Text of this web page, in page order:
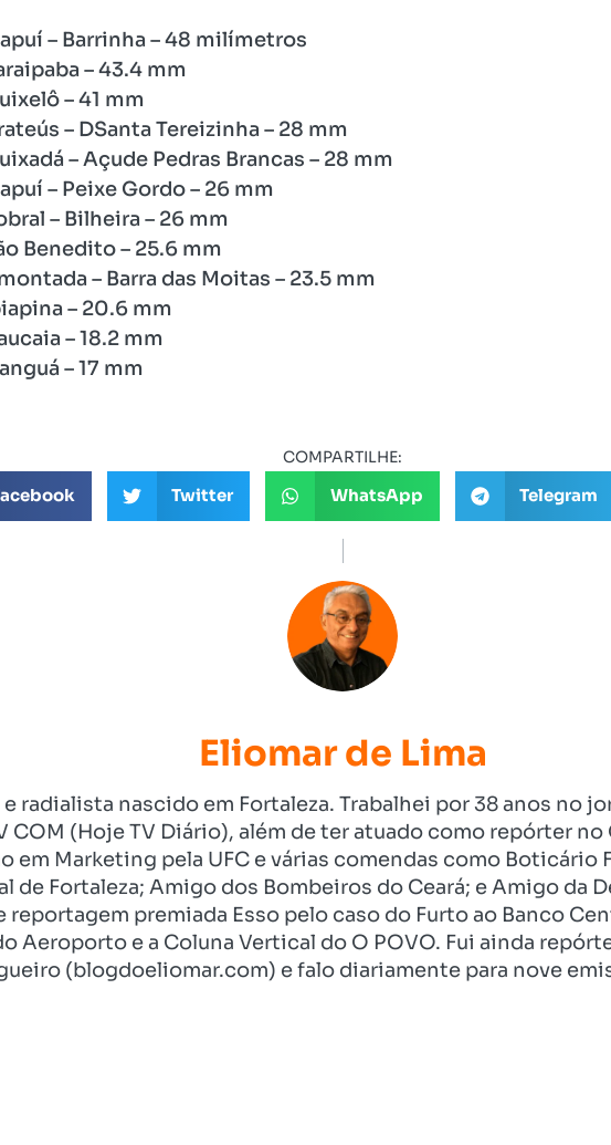
– Barrinha – 48 milímetros
– 43.4 mm
– 41 mm
– DSanta Tereizinha – 28 mm
– Açude Pedras Brancas – 28 mm
– Peixe Gordo – 26 mm
– Bilheira – 26 mm
Benedito – 25.6 mm
– Barra das Moitas – 23.5 mm
– 20.6 mm
– 18.2 mm
– 17 mm
COMPARTILHE:
Twitter WhatsApp Telegram
Eliomar de Lima
radialista nascido em Fortaleza. Trabalhei por 38 anos no
COM (Hoje TV Diário), além de ter atuado como repórter no
em Marketing pela UFC e várias comendas como Boticário
de Fortaleza; Amigo dos Bombeiros do Ceará; e Amigo da
premiada Esso pelo caso do Furto ao Banco
Aeroporto e a Coluna Vertical do O POVO. Fui ainda
(blogdoeliomar.com) e falo diariamente para nove